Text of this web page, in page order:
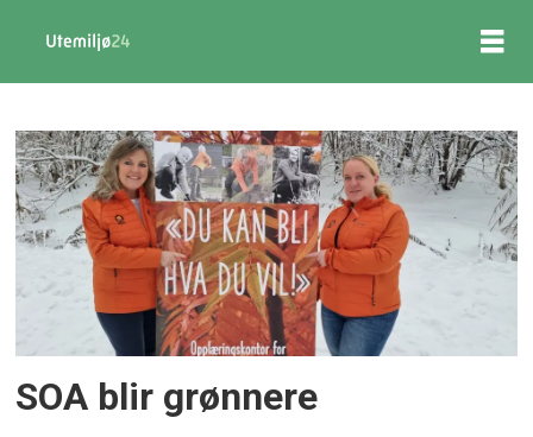
Tag:
gartnerfaget
SOA blir grønnere